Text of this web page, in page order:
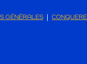
GÉNÉRALES